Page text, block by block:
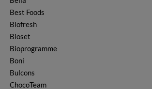
Gewürze & Kräuter
Gewürzmischungen
Joghurt & Kefir
Käse & Kaschkawal
Kerne & Nüsse
Ljutenica & Ajvar
Öl & Essig
Best Foods
Biofresh
Bioset
Bioprogramme
Boni
Bulcons
ChocoTeam